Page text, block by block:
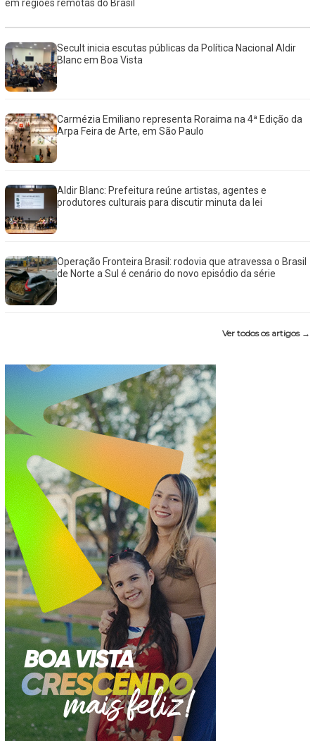
em regiões remotas do Brasil
Secult inicia escutas públicas da Política Nacional Aldir
Blanc em Boa Vista
Carmézia Emiliano representa Roraima na 4ª Edição da
Arpa Feira de Arte, em São Paulo
Aldir Blanc: Prefeitura reúne artistas, agentes e
produtores culturais para discutir minuta da lei
Operação Fronteira Brasil: rodovia que atravessa o Brasil
de Norte a Sul é cenário do novo episódio da série
Ver todos os artigos →